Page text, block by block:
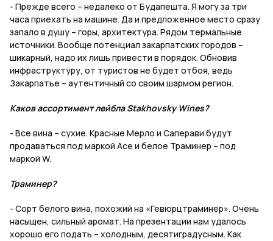
- Прежде всего – недалеко от Будапешта. Я могу за три
часа приехать на машине. Да и предложенное место сразу
запало в душу – горы, архитектура. Рядом термальные
источники. Вообще потенциал закарпатских городов –
шикарный, надо их лишь привести в порядок. Обновив
инфраструктуру, от туристов не будет отбоя, ведь
Закарпатье – аутентичный со своим шармом регион.
Каков ассортимент лейбла Stakhovsky Wines?
- Все вина – сухие. Красные Мерло и Саперави будут
продаваться под маркой Ace и белое Траминер – под
маркой W.
Траминер?
- Сорт белого вина, похожий на «Гевюрцтраминер». Очень
насыщен, сильный аромат. На презентации нам удалось
хорошо его подать – холодным, десятиградусным. Как